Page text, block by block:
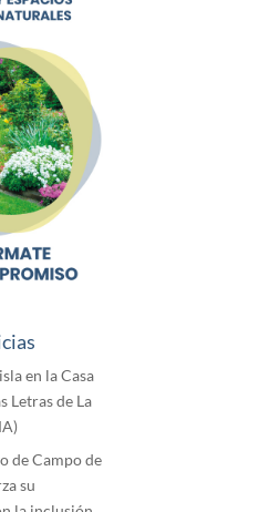
en la Casa
Letras de La
de Campo de
su